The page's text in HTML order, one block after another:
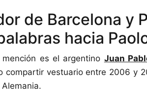
de Barcelona y
hacia
es el argentino Juan
compartir vestuario entre 2006 y